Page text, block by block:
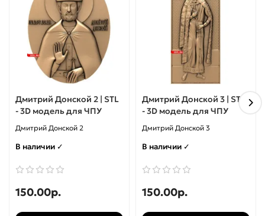
Дмитрий Донской 2 | STL
- 3D модель для ЧПУ
Дмитрий Донской 2
В наличии ✓
150.00р.
Дмитрий Донской 3 | STL
- 3D модель для ЧПУ
Дмитрий Донской 3
В наличии ✓
150.00р.